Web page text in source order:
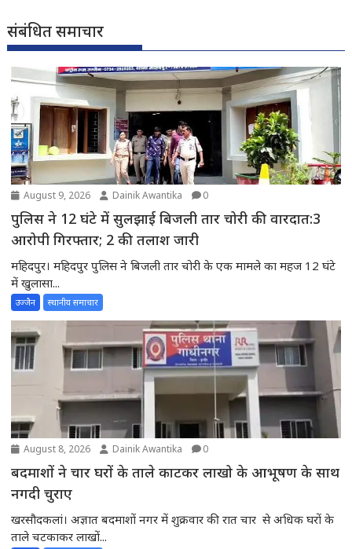
संबंधित समाचार
August 9, 2026 Dainik Awantika 0
पुलिस ने 12 घंटे में सुलझाई बिजली तार चोरी की वारदात:3
आरोपी गिरफ्तार; 2 की तलाश जारी
महिदपुर। महिदपुर पुलिस ने बिजली तार चोरी के एक मामले का महज 12 घंटे
में खुलासा...
उज्जैन स्थानीय समाचार
August 8, 2026 Dainik Awantika 0
बदमाशों ने चार घरों के ताले काटकर लाखो के आभूषण के साथ
नगदी चुराए
खरसौदकलां। अज्ञात बदमाशों नगर में शुक्रवार की रात चार से अधिक घरों के
ताले चटकाकर लाखों...